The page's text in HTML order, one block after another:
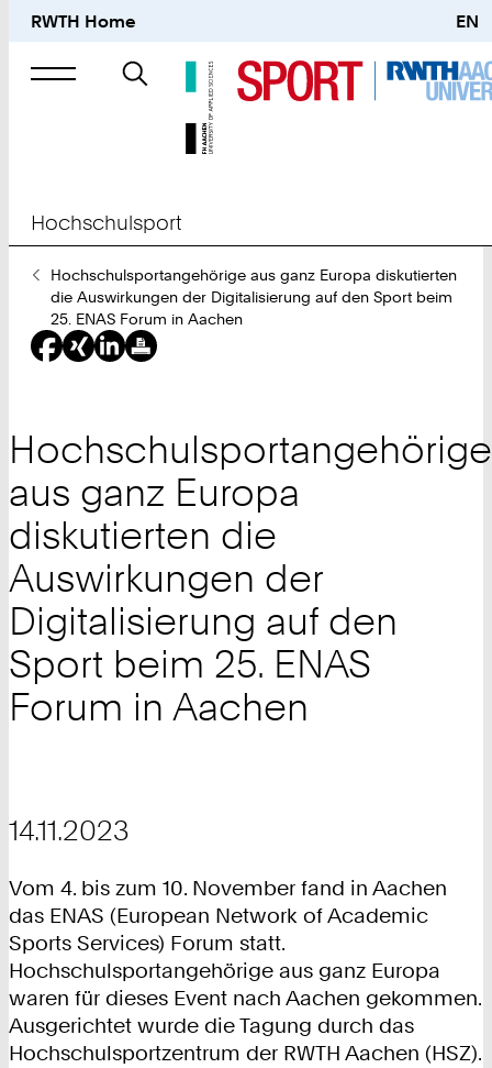
RWTH Home EN
Suche
nach
Hochschulsport
Sie
sind
hier:
Hochschulsportangehörige aus ganz Europa diskutierten
die Auswirkungen der Digitalisierung auf den Sport beim
25. ENAS Forum in Aachen
Hochschulsportangehörige
aus ganz Europa
diskutierten die
Auswirkungen der
Digitalisierung auf den
Sport beim 25. ENAS
Forum in Aachen
14.11.2023
Vom 4. bis zum 10. November fand in Aachen
das ENAS (European Network of Academic
Sports Services) Forum statt.
Hochschulsportangehörige aus ganz Europa
waren für dieses Event nach Aachen gekommen.
Ausgerichtet wurde die Tagung durch das
Hochschulsportzentrum der RWTH Aachen (HSZ).